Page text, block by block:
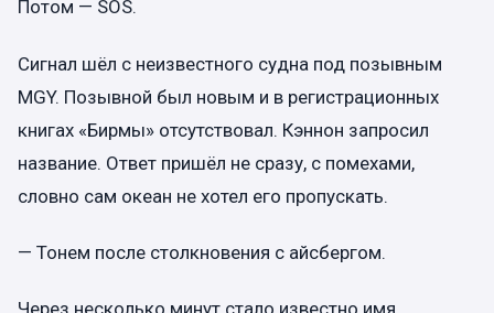
Потом — SOS.
Сигнал шёл с неизвестного судна под позывным
MGY. Позывной был новым и в регистрационных
книгах «Бирмы» отсутствовал. Кэннон запросил
название. Ответ пришёл не сразу, с помехами,
словно сам океан не хотел его пропускать.
— Тонем после столкновения с айсбергом.